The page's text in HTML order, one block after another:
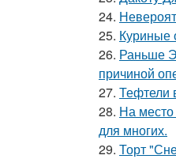
24.
25. Куриные
26. Раньше
причиной
27. Тефтели
28. На место
для многих.
29. Торт